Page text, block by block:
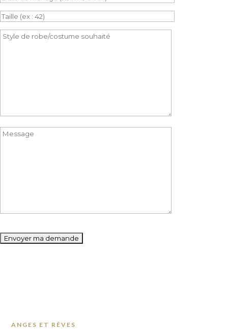
Please
leave
ANGES ET RÊVES